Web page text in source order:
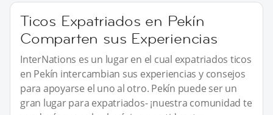
Ticos Expatriados en Pekín
Comparten sus Experiencias
InterNations es un lugar en el cual expatriados ticos
en Pekín intercambian sus experiencias y consejos
para apoyarse el uno al otro. Pekín puede ser un
gran lugar para expatriados- ¡nuestra comunidad te